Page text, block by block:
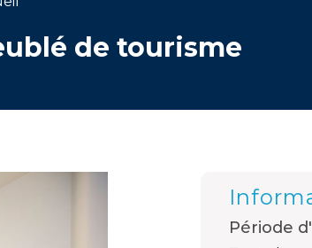
de tourisme
Période